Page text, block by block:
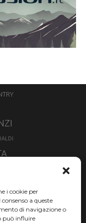
i cookie per
a queste
di navigazione o
può influire